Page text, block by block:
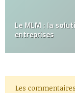
Le MLM : la
entreprises
Les